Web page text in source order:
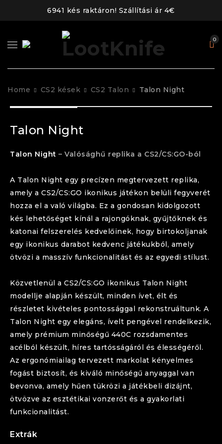
6941 kés raktáron! Szállítási ár 4€
0
Home CS2 kések CS2 Talon Talon Night
Talon Night
Talon Night – Valósághű replika a CS2/CS:GO-ból
A Talon Night egy precízen megtervezett replika,
amely a CS2/CS:GO ikonikus játékon belüli fegyverét
hozza el a való világba. Ez a gondosan kidolgozott
kés lehetőséget kínál a rajongóknak, gyűjtőknek és
katonai felszerelés kedvelőinek, hogy birtokoljanak
egy ikonikus darabot kedvenc játékukból, amely
ötvözi a masszív funkcionalitást és az egyedi stílust.
Közvetlenül a CS2/CS:GO ikonikus Talon Night
modellje alapján készült, minden ívet, élt és
részletet kivételes pontossággal rekonstruáltunk. A
Talon Night egy elegáns, ívelt pengével rendelkezik,
amely prémium minőségű 440C rozsdamentes
acélból készült, híres tartósságáról és élességéről.
Az ergonómiailag tervezett markolat kényelmes
fogást biztosít, és kiváló minőségű anyaggal van
bevonva, amely hűen tükrözi a játékbeli dizájnt,
ötvözve az esztétikai vonzerőt és a gyakorlati
funkcionalitást.
Extrák